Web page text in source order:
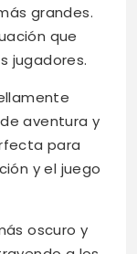
grandes.
que
jugadores.
aventura y
para
y el juego
oscuro y